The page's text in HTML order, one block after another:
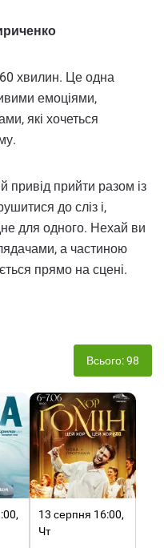
хвилин. Це одна
емоціями,
які хочеться
привід прийти разом із
до сліз і,
для одного. Нехай ви
а частиною
прямо на сцені.
Всього: 98
13 серпня 16:00,
Чт